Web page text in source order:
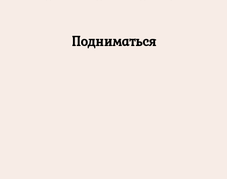
Подниматься